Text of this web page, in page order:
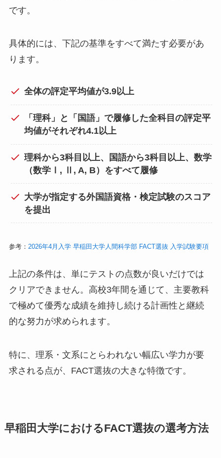
です。
具体的には、下記の基準をすべて満たす必要があ
ります。
全体の評定平均値が3.9以上
「理科」と「国語」で履修した全科目の評定平
均値がそれぞれ4.1以上
理科から3科目以上、国語から3科目以上、数学
（数学Ⅰ, Ⅱ, A, B）をすべて履修
大学が指定する外国語資格・検定試験のスコア
を提出
参考： 2026年4月入学 早稲田大学人間科学部 FACT選抜 入学試験要項
上記の条件は、単にテストの点数が良いだけでは
クリアできません。高校3年間を通じて、主要教科
で極めて優秀な成績を維持し続ける計画性と継続
的な努力が求められます。
特に、理系・文系にとらわれない幅広い学力が要
求される点が、FACT選抜の大きな特徴です。
早稲田大学におけるFACT選抜の選考方法